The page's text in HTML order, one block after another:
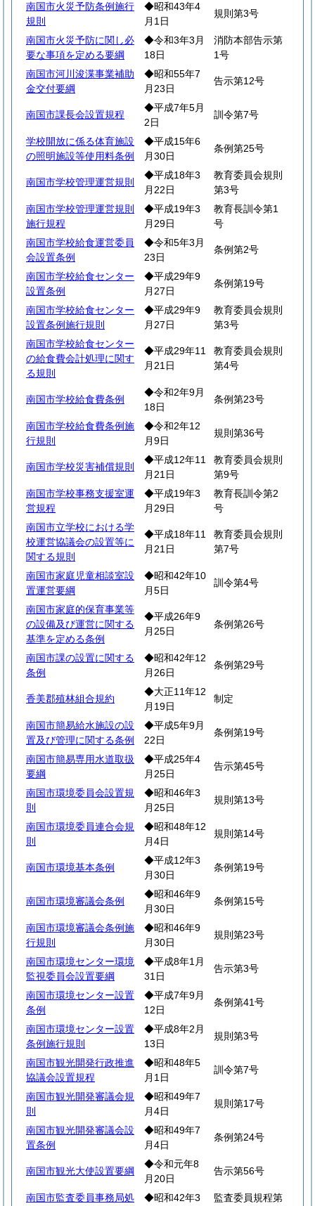
南国市火災予防条例施行
規則
◆昭和43年4
月1日
規則第3号
南国市火災予防に関し必
要な事項を定める要綱
◆令和3年3月
18日
消防本部告示第
1号
南国市河川浚渫事業補助
金交付要綱
◆昭和55年7
月23日
告示第12号
南国市課長会設置規程
◆平成7年5月
2日
訓令第7号
学校開放に係る体育施設
の照明施設等使用料条例
◆平成15年6
月30日
条例第25号
南国市学校管理運営規則
◆平成18年3
月22日
教育委員会規則
第3号
南国市学校管理運営規則
施行規程
◆平成19年3
月29日
教育長訓令第1
号
南国市学校給食運営委員
会設置条例
◆令和5年3月
23日
条例第2号
南国市学校給食センター
設置条例
◆平成29年9
月27日
条例第19号
南国市学校給食センター
設置条例施行規則
◆平成29年9
月27日
教育委員会規則
第3号
南国市学校給食センター
の給食費会計処理に関す
る規則
◆平成29年11
月21日
教育委員会規則
第4号
南国市学校給食費条例
◆令和2年9月
18日
条例第23号
南国市学校給食費条例施
行規則
◆令和2年12
月9日
規則第36号
南国市学校災害補償規則
◆平成12年11
月21日
教育委員会規則
第9号
南国市学校事務支援室運
営規程
◆平成19年3
月29日
教育長訓令第2
号
南国市立学校における学
校運営協議会の設置等に
関する規則
◆平成18年11
月21日
教育委員会規則
第7号
南国市家庭児童相談室設
置運営要綱
◆昭和42年10
月5日
訓令第4号
南国市家庭的保育事業等
の設備及び運営に関する
基準を定める条例
◆平成26年9
月25日
条例第26号
南国市課の設置に関する
条例
◆昭和42年12
月26日
条例第29号
香美郡殖林組合規約
◆大正11年12
月19日
制定
南国市簡易給水施設の設
置及び管理に関する条例
◆平成5年9月
22日
条例第19号
南国市簡易専用水道取扱
要綱
◆平成25年4
月25日
告示第45号
南国市環境委員会設置規
則
◆昭和46年3
月25日
規則第13号
南国市環境委員連合会規
則
◆昭和48年12
月4日
規則第14号
南国市環境基本条例
◆平成12年3
月30日
条例第19号
南国市環境審議会条例
◆昭和46年9
月30日
条例第15号
南国市環境審議会条例施
行規則
◆昭和46年9
月30日
規則第23号
南国市環境センター環境
監視委員会設置要綱
◆平成8年1月
31日
告示第3号
南国市環境センター設置
条例
◆平成7年9月
12日
条例第41号
南国市環境センター設置
条例施行規則
◆平成8年2月
13日
規則第3号
南国市観光開発行政推進
協議会設置規程
◆昭和48年5
月1日
訓令第7号
南国市観光開発審議会規
則
◆昭和49年7
月4日
規則第17号
南国市観光開発審議会設
置条例
◆昭和49年7
月4日
条例第24号
南国市観光大使設置要綱
◆令和元年8
月20日
告示第56号
南国市監査委員事務局処 ◆昭和42年3 監査委員規程第